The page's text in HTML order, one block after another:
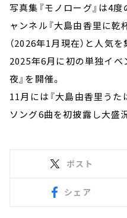
写真集『モノローグ』は4
ャンネル『大島由香里に乾
（2026年1月現在）と人気を
2025年6月に初の単独イベ
夜』を開催。
11月には『大島由香里うた
ソング6曲を初披露し大盛
ポスト
シェア